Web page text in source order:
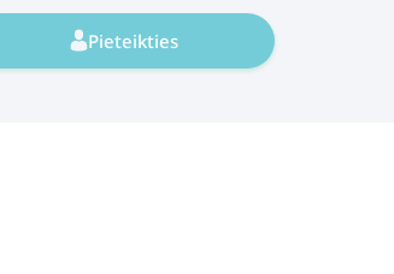
Pieteikties